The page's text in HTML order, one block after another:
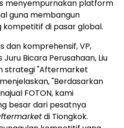
menyempurnakan platform
guna membangun
di pasar global.
dan komprehensif, VP,
Juru Bicara Perusahaan, Liu
strategi "Aftermarket
"Berdasarkan
FOTON, kami
besar dari pesatnya
di Tiongkok.